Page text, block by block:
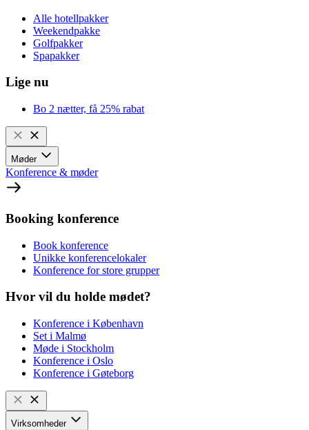
Alle hotellpakker
Weekendpakke
Golfpakker
Spapakker
Lige nu
Bo 2 nætter, få 25% rabat
Møder
Konference & møder
Booking konference
Book konference
Unikke konferencelokaler
Konference for store grupper
Hvor vil du holde mødet?
Konference i København
Set i Malmø
Møde i Stockholm
Konference i Oslo
Konference i Gøteborg
Virksomheder